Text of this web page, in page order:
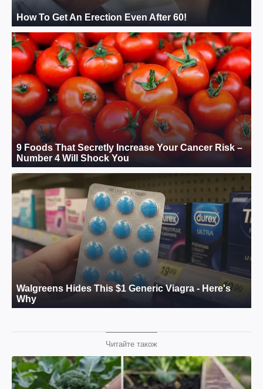
Читайте також